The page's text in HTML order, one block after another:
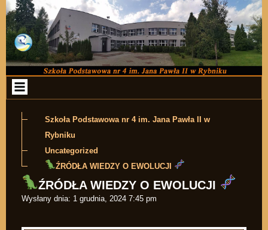
Przejdź do zawartości
Szkoła Podstawowa nr 4 im. Jana Pawła II w
Rybniku
Uncategorized
ŹRÓDŁA WIEDZY O EWOLUCJI
ŹRÓDŁA WIEDZY O EWOLUCJI
Wysłany dnia: 1 grudnia, 2024 7:45 pm